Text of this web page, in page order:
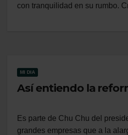
con tranquilidad en su rumbo.
MI DIA
Así entiendo la
Es parte de Chu Chu del
grandes empresas que a la